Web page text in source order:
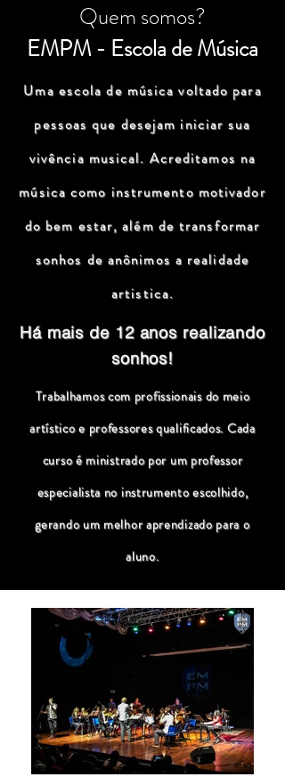
Quem somos?
EMPM - Escola de Música
Uma escola de música voltado para
pessoas que desejam iniciar sua
vivência musical. Acreditamos na
música como instrumento motivador
do bem estar, além de transformar
sonhos de anônimos a realidade
artistica.
Há mais de 12 anos realizando
sonhos!
Trabalhamos com profissionais do meio
artístico e professores qualificados. Cada
curso é ministrado por um professor
especialista no instrumento escolhido,
gerando um melhor aprendizado para o
aluno.